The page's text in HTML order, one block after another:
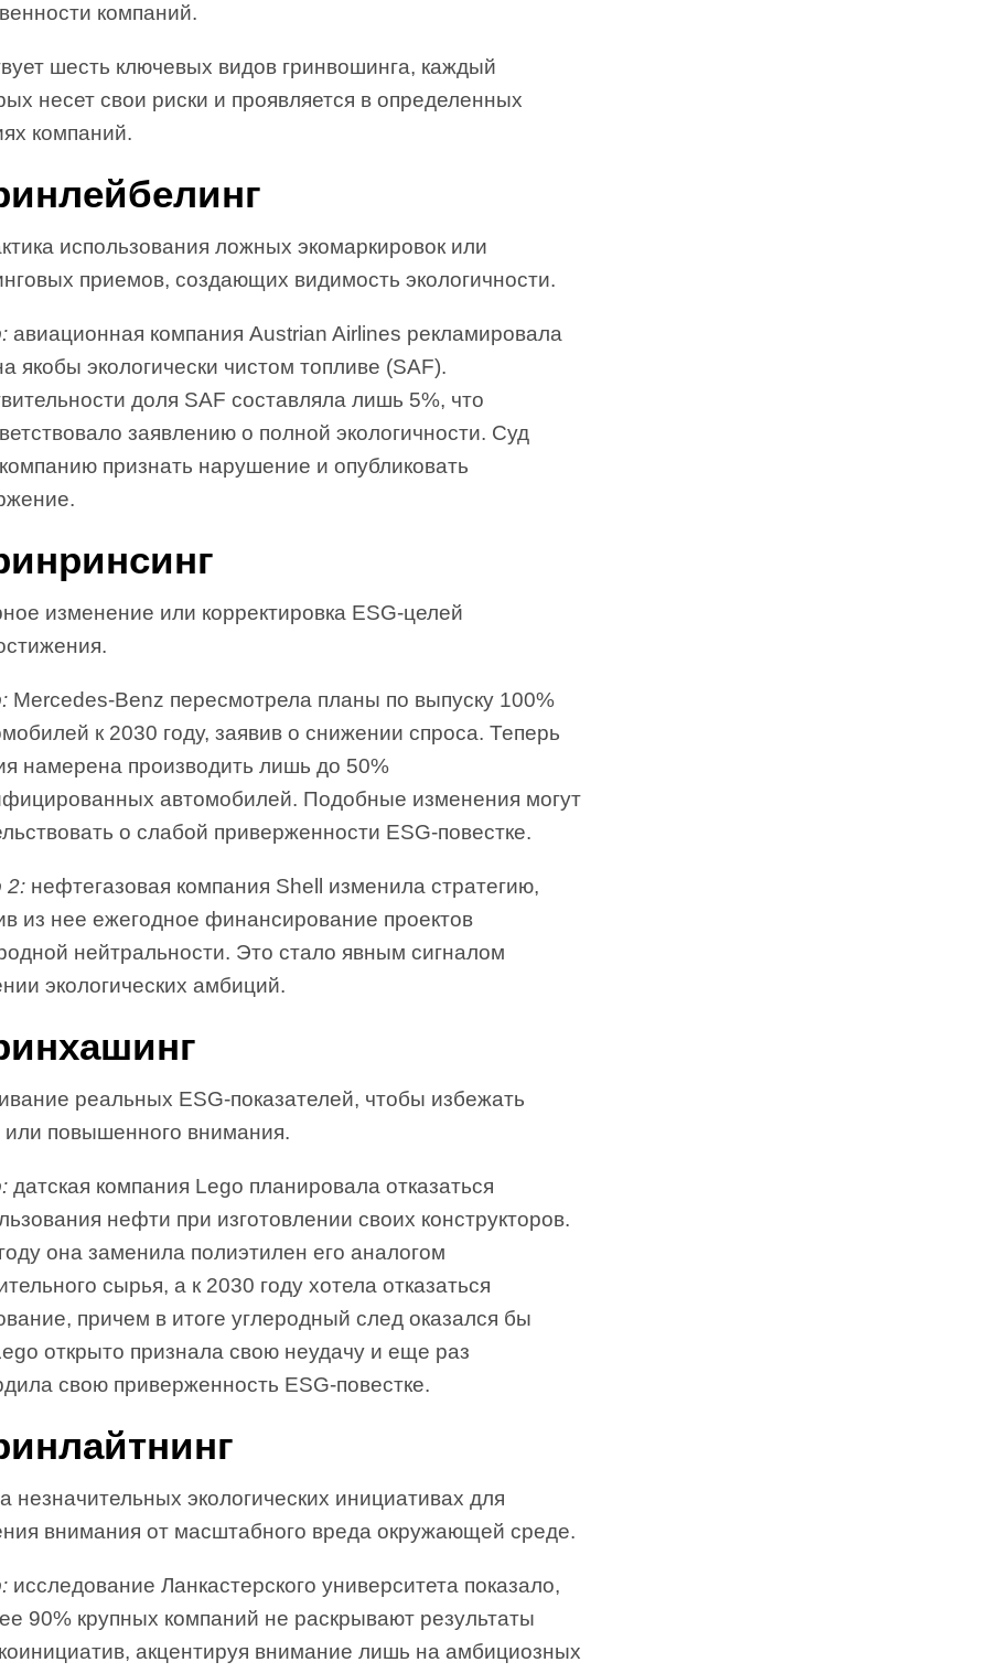
компаний.
шесть ключевых видов гринвошинга, каждый
несет свои риски и проявляется в определенных
компаний.
использования ложных экомаркировок или
приемов, создающих видимость экологичности.
авиационная компания Austrian Airlines рекламировала
якобы экологически чистом топливе (SAF).
доля SAF составляла лишь 5%, что
заявлению о полной экологичности. Суд
признать нарушение и опубликовать
изменение или корректировка ESG-целей
Mercedes-Benz пересмотрела планы по выпуску 100%
к 2030 году, заявив о снижении спроса. Теперь
намерена производить лишь до 50%
автомобилей. Подобные изменения могут
о слабой приверженности ESG-повестке.
2: нефтегазовая компания Shell изменила стратегию,
из нее ежегодное финансирование проектов
нейтральности. Это стало явным сигналом
экологических амбиций.
реальных ESG-показателей, чтобы избежать
или повышенного внимания.
датская компания Lego планировала отказаться
нефти при изготовлении своих конструкторов.
она заменила полиэтилен его аналогом
сырья, а к 2030 году хотела отказаться
причем в итоге углеродный след оказался бы
открыто признала свою неудачу и еще раз
свою приверженность ESG-повестке.
незначительных экологических инициативах для
внимания от масштабного вреда окружающей среде.
исследование Ланкастерского университета показало,
90% крупных компаний не раскрывают результаты
акцентируя внимание лишь на амбициозных